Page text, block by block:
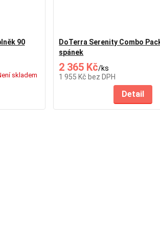
90
skladem
DoTerra Serenity Combo
spánek
2 365 Kč/ks
1 955 Kčbez DPH
Detail